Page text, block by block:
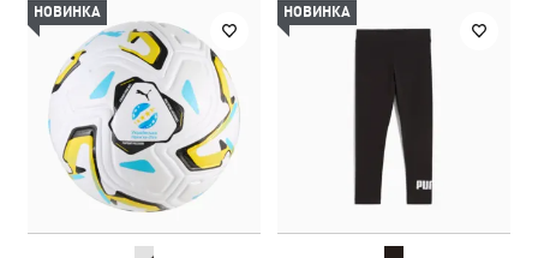
НОВИНКА НОВИНКА